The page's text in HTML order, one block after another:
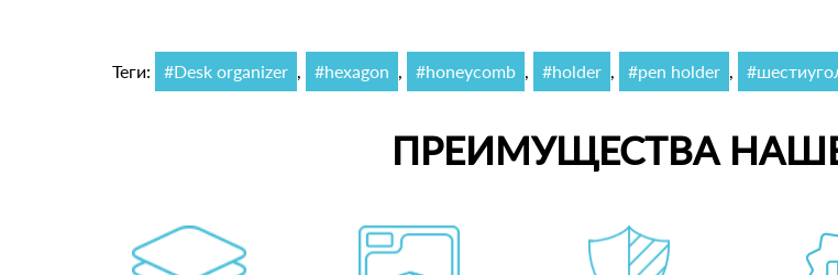
Теги: #Desk organizer , #hexagon , #honeycomb , #holder , #pen holder ,
ПРЕИМУЩЕСТВА